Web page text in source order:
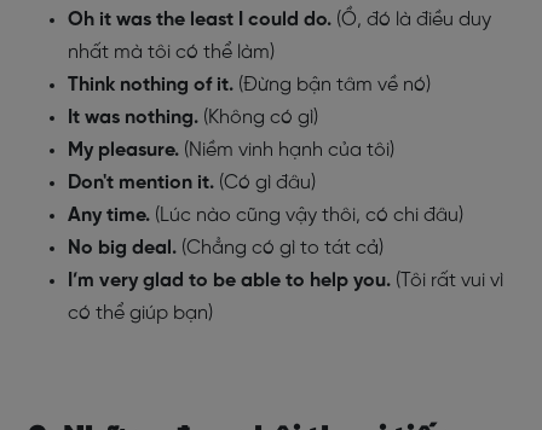
Oh it was the least I could do. (Ồ, đó là điều duy
nhất mà tôi có thể làm)
Think nothing of it. (Đừng bận tâm về nó)
It was nothing. (Không có gì)
My pleasure. (Niềm vinh hạnh của tôi)
Don't mention it. (Có gì đâu)
Any time. (Lúc nào cũng vậy thôi, có chi đâu)
No big deal . (Chẳng có gì to tát cả)
I’m very glad to be able to help you. (Tôi rất vui vì
có thể giúp bạn)